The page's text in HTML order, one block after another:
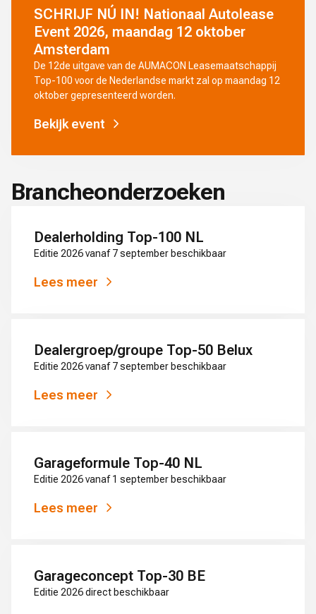
SCHRIJF NÚ IN! Nationaal Autolease
Event 2026, maandag 12 oktober
Amsterdam
De 12de uitgave van de AUMACON Leasemaatschappij
Top-100 voor de Nederlandse markt zal op maandag 12
oktober gepresenteerd worden.
Bekijk event
Brancheonderzoeken
Dealerholding Top-100 NL
Editie 2026 vanaf 7 september beschikbaar
Lees meer
Dealergroep/groupe Top-50 Belux
Editie 2026 vanaf 7 september beschikbaar
Lees meer
Garageformule Top-40 NL
Editie 2026 vanaf 1 september beschikbaar
Lees meer
Garageconcept Top-30 BE
Editie 2026 direct beschikbaar